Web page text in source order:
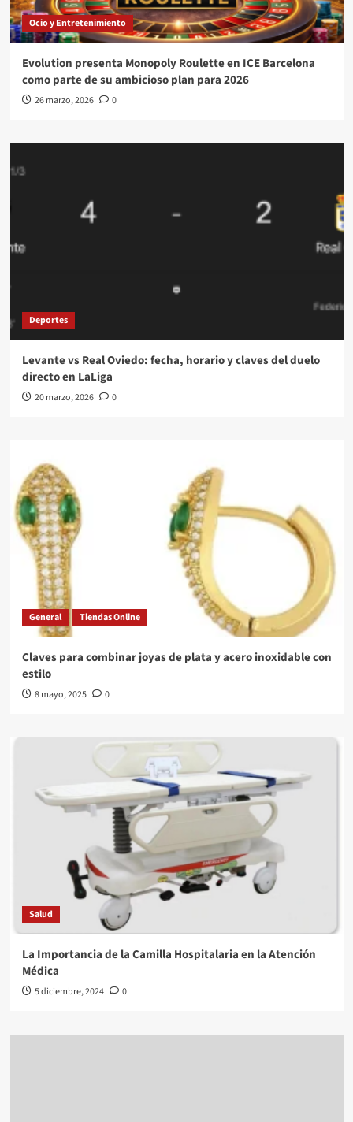
Ocio y Entretenimiento
Evolution presenta Monopoly Roulette en ICE Barcelona
como parte de su ambicioso plan para 2026
26 marzo, 2026 0
Deportes
Levante vs Real Oviedo: fecha, horario y claves del duelo
directo en LaLiga
20 marzo, 2026 0
General Tiendas Online
Claves para combinar joyas de plata y acero inoxidable con
estilo
8 mayo, 2025 0
Salud
La Importancia de la Camilla Hospitalaria en la Atención
Médica
5 diciembre, 2024 0